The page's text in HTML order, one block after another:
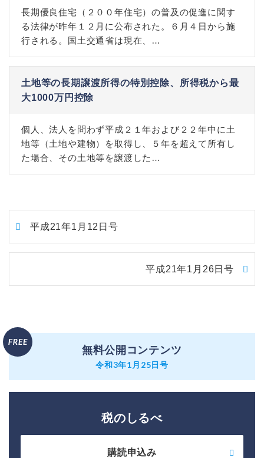
長期優良住宅（２００年住宅）の普及の促進に関す
る法律が昨年１２月に公布された。６月４日から施
行される。国土交通省は現在、…
土地等の長期譲渡所得の特別控除、所得税から最
大1000万円控除
個人、法人を問わず平成２１年および２２年中に土
地等（土地や建物）を取得し、５年を超えて所有し
た場合、その土地等を譲渡した…
平成21年1月12日号
平成21年1月26日号
無料公開コンテンツ
令和3年1月25日号
税のしるべ
購読申込み